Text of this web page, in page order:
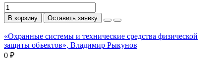
В корзину Оставить заявку
«Охранные системы и технические средства физической
защиты объектов», Владимир Рыкунов
0 ₽